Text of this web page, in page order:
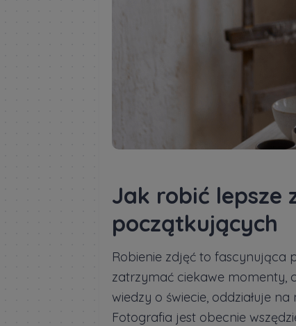
Jak robić lepsze
początkujących
Robienie zdjęć to fascynująca
zatrzymać ciekawe momenty,
wiedzy o świecie, oddziałuje
Fotografia jest obecnie